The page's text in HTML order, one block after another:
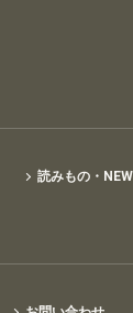
読みもの・